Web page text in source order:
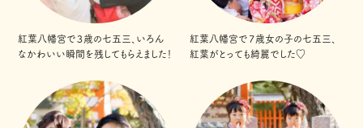
紅葉八幡宮で３歳の七五三、いろん
なかわいい瞬間を残してもらえました！
紅葉八幡宮で７歳女の子の七五三、
紅葉がとっても綺麗でした♡